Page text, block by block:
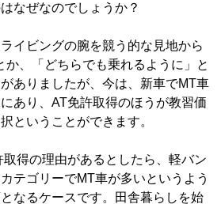
なぜなのでしょうか？
イビングの腕を競う的な見地から
か、「どちらでも乗れるように」と
ありましたが、今は、新車でMT車
あり、AT免許取得のほうが教習価
ということができます。
得の理由があるとしたら、軽バン
テゴリーでMT車が多いというよう
なるケースです。田舎暮らしを始